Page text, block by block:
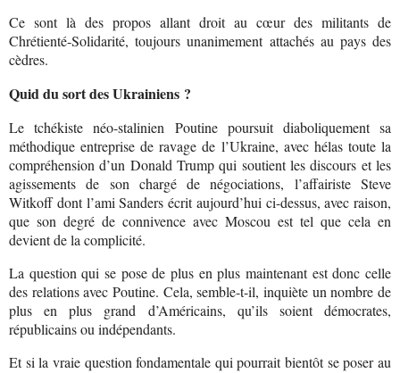
Ce sont là des propos allant droit au cœur des militants de
Chrétienté-Solidarité, toujours unanimement attachés au pays des
cèdres.
Quid du sort des Ukrainiens ?
Le tchékiste néo-stalinien Poutine poursuit diaboliquement sa
méthodique entreprise de ravage de l’Ukraine, avec hélas toute la
compréhension d’un Donald Trump qui soutient les discours et les
agissements de son chargé de négociations, l’affairiste Steve
Witkoff dont l’ami Sanders écrit aujourd’hui ci-dessus, avec raison,
que son degré de connivence avec Moscou est tel que cela en
devient de la complicité.
La question qui se pose de plus en plus maintenant est donc celle
des relations avec Poutine. Cela, semble-t-il, inquiète un nombre de
plus en plus grand d’Américains, qu’ils soient démocrates,
républicains ou indépendants.
Et si la vraie question fondamentale qui pourrait bientôt se poser au